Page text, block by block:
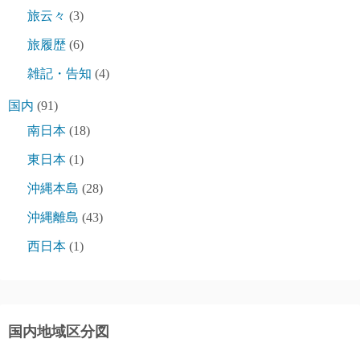
旅云々 (3)
旅履歴 (6)
雑記・告知 (4)
国内 (91)
南日本 (18)
東日本 (1)
沖縄本島 (28)
沖縄離島 (43)
西日本 (1)
国内地域区分図